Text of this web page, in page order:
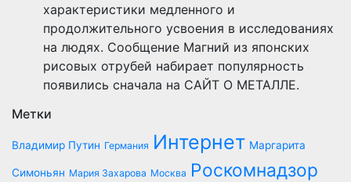
характеристики медленного и
продолжительного усвоения в исследованиях
на людях. Сообщение Магний из японских
рисовых отрубей набирает популярность
появились сначала на САЙТ О МЕТАЛЛЕ.
Метки
Владимир Путин Германия Интернет Маргарита
Симоньян Мария Захарова Москва Роскомнадзор